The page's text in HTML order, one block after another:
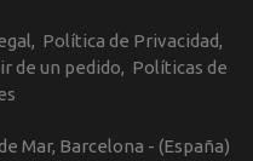
Política de Privacidad
de un pedido
Políticas de
Mar, Barcelona - (España)